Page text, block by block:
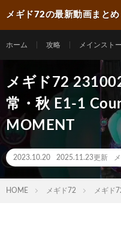
メギド72の最新動画まとめ
ホーム 攻略 メインスト
メギド72
常・秋 E1-1
MOMENT
2023.10.20 2025.11.23更新
HOME メギド72 メギド